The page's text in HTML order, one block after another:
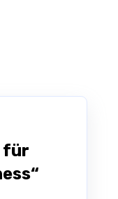
für